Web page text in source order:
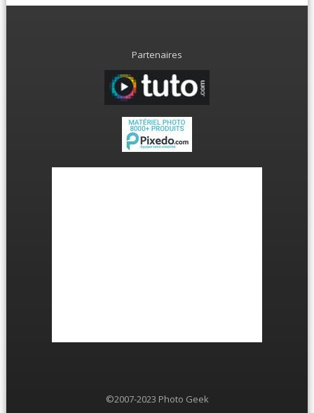
Partenaires
©2007-2023 Photo Geek